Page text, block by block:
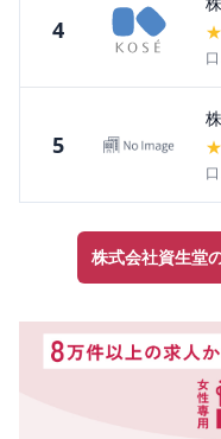
4
★
5
★
株式会社資生堂